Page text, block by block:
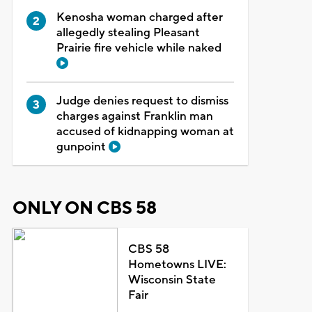
Kenosha woman charged after
allegedly stealing Pleasant
Prairie fire vehicle while naked
Judge denies request to dismiss
charges against Franklin man
accused of kidnapping woman at
gunpoint
ONLY ON CBS 58
CBS 58
Hometowns LIVE:
Wisconsin State
Fair